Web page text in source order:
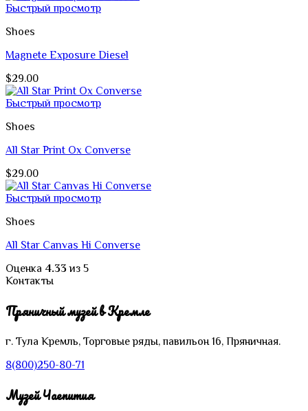
Быстрый просмотр
Shoes
Magnete Exposure Diesel
$29.00
Быстрый просмотр
Shoes
All Star Print Ox Converse
$29.00
Быстрый просмотр
Shoes
All Star Canvas Hi Converse
Оценка 4.33из 5
Контакты
Пряничный музей в Кремле
г. Тула Кремль, Торговые ряды, павильон 16, Пряничная.
8(800)250-80-71
Музей Чаепития